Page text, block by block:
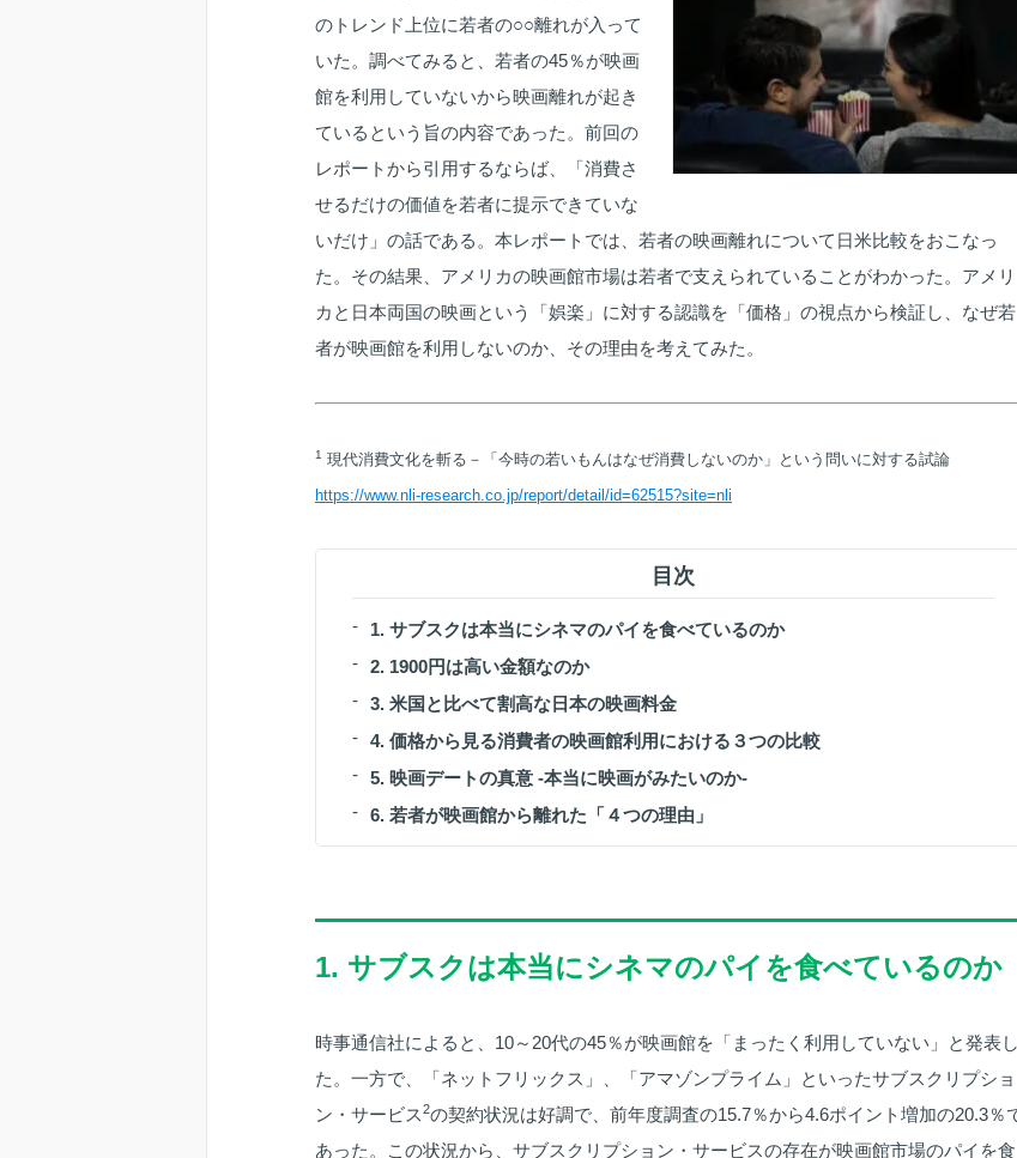
のトレンド上位に若者の○○離れが入って
いた。調べてみると、若者の45％が映画
館を利用していないから映画離れが起き
ているという旨の内容であった。前回の
レポートから引用するならば、「消費さ
せるだけの価値を若者に提示できていな
いだけ」の話である。本レポートでは、若者の映画離れについて日米比較をおこなっ
た。その結果、アメリカの映画館市場は若者で支えられていることがわかった。アメリ
カと日本両国の映画という「娯楽」に対する認識を「価格」の視点から検証し、なぜ若
者が映画館を利用しないのか、その理由を考えてみた。
1 現代消費文化を斬る－「今時の若いもんはなぜ消費しないのか」という問いに対する試論
https://www.nli-research.co.jp/report/detail/id=62515?site=nli
目次
1. サブスクは本当にシネマのパイを食べているのか
2. 1900円は高い金額なのか
3. 米国と比べて割高な日本の映画料金
4. 価格から見る消費者の映画館利用における３つの比較
5. 映画デートの真意 -本当に映画がみたいのか-
6. 若者が映画館から離れた「４つの理由」
1. サブスクは本当にシネマのパイを食べているのか
時事通信社によると、10～20代の45％が映画館を「まったく利用していない」と発表し
た。一方で、「ネットフリックス」、「アマゾンプライム」といったサブスクリプショ
ン・サービス2の契約状況は好調で、前年度調査の15.7％から4.6ポイント増加の20.3％
あった。この状況から、サブスクリプション・サービスの存在が映画館市場のパイを食